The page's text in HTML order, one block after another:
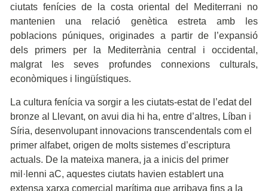
ciutats fenícies de la costa oriental del Mediterrani no
mantenien una relació genètica estreta amb les
poblacions púniques, originades a partir de l’expansió
dels primers per la Mediterrània central i occidental,
malgrat les seves profundes connexions culturals,
econòmiques i lingüístiques.
La cultura fenícia va sorgir a les ciutats-estat de l’edat del
bronze al Llevant, on avui dia hi ha, entre d’altres, Líban i
Síria, desenvolupant innovacions transcendentals com el
primer alfabet, origen de molts sistemes d’escriptura
actuals. De la mateixa manera, ja a inicis del primer
mil·lenni aC, aquestes ciutats havien establert una
extensa xarxa comercial marítima que arribava fins a la